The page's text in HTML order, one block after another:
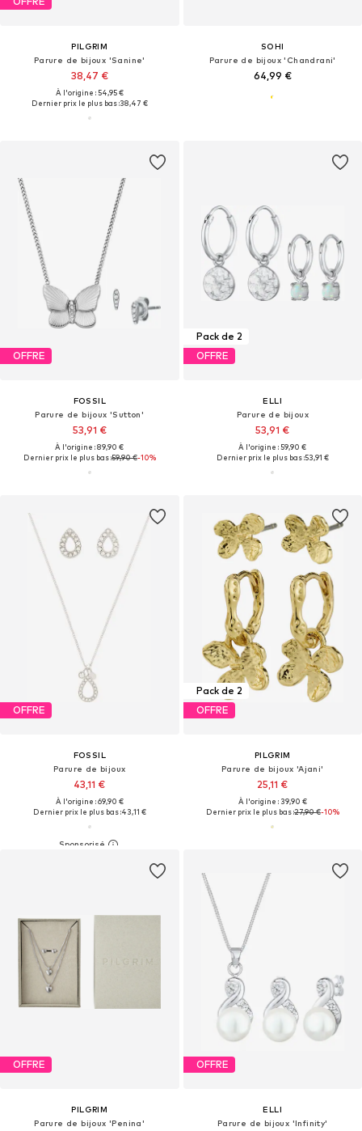
PILGRIM
Parure de bijoux 'Sanine'
38,47 €
À l'origine : 54,95 €
Dernier prix le plus bas :38,47 €
SOHI
Parure de bijoux 'Chandrani'
64,99 €
OFFRE
FOSSIL
Parure de bijoux 'Sutton'
53,91 €
À l'origine : 89,90 €
Dernier prix le plus bas :59,90 €-10%
Pack de 2
OFFRE
ELLI
Parure de bijoux
53,91 €
À l'origine : 59,90 €
Dernier prix le plus bas :53,91 €
OFFRE
FOSSIL
Parure de bijoux
43,11 €
À l'origine : 69,90 €
Dernier prix le plus bas :43,11 €
Pack de 2
OFFRE
PILGRIM
Parure de bijoux 'Ajani'
25,11 €
À l'origine : 39,90 €
Dernier prix le plus bas :27,90 €-10%
OFFRE
PILGRIM
Parure de bijoux 'Penina'
OFFRE
ELLI
Parure de bijoux 'Infinity'